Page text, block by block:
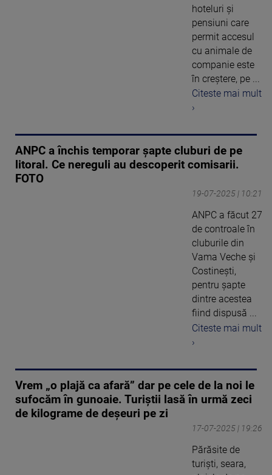
hoteluri și
pensiuni care
permit accesul
cu animale de
companie este
în creștere, pe ...
Citeste mai mult
›
ANPC a închis temporar şapte cluburi de pe
litoral. Ce nereguli au descoperit comisarii.
FOTO
19-07-2025 | 10:21
ANPC a făcut 27
de controale în
cluburile din
Vama Veche și
Costinești,
pentru șapte
dintre acestea
fiind dispusă ...
Citeste mai mult
›
Vrem „o plajă ca afară” dar pe cele de la noi le
sufocăm în gunoaie. Turiștii lasă în urmă zeci
de kilograme de deșeuri pe zi
17-07-2025 | 19:26
Părăsite de
turiști, seara,